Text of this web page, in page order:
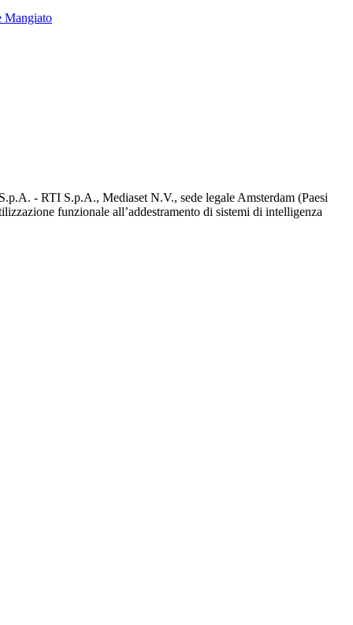
Mangiato
- RTI S.p.A., Mediaset N.V., sede legale Amsterdam (Paesi
funzionale all’addestramento di sistemi di intelligenza